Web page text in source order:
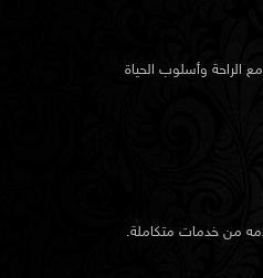
الراحة وأسلوب الحياة
من خدمات متكاملة.